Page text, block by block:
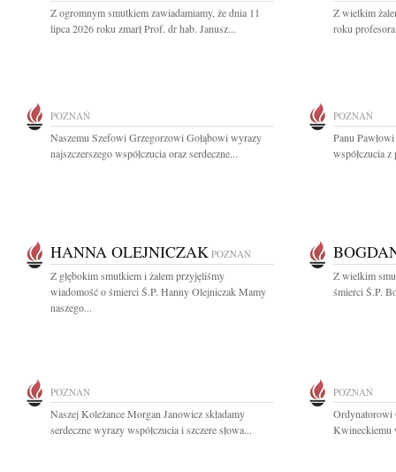
Z ogromnym smutkiem zawiadamiamy, że dnia 11
lipca 2026 roku zmarł Prof. dr hab. Janusz...
Z wielkim
roku
POZNAŃ
Naszemu Szefowi Grzegorzowi Gołąbowi wyrazy
najszczerszego współczucia oraz serdeczne...
POZNAŃ
Panu
współczucia
HANNA OLEJNICZAK POZNAŃ
Z głębokim smutkiem i żalem przyjęliśmy
wiadomość o śmierci Ś.P. Hanny Olejniczak Mamy
naszego...
Z wielkim
śmierci Ś.P.
POZNAŃ
Naszej Koleżance Morgan Janowicz składamy
serdeczne wyrazy współczucia i szczere słowa...
POZNAŃ
Ordynatorowi
Kwineckiemu